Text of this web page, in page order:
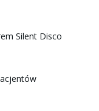
Silent Disco